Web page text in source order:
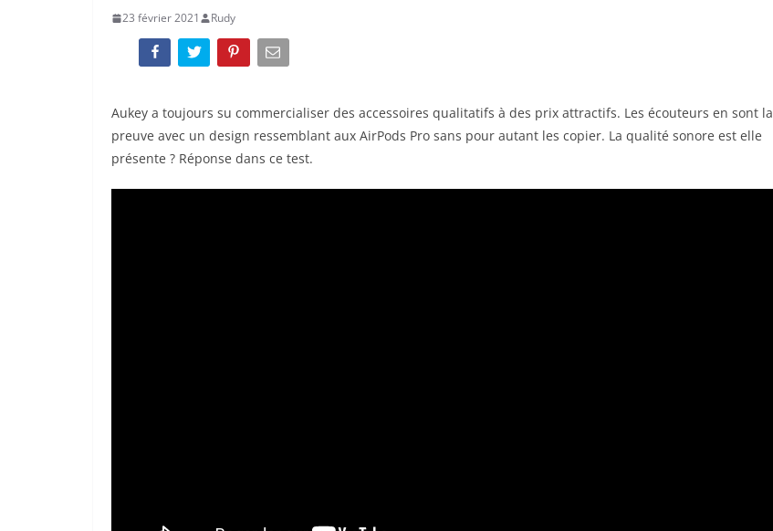
23 février 2021 Rudy
Aukey a toujours su commercialiser des accessoires qualitatifs à des prix attractifs. Les écouteurs en sont la
preuve avec un design ressemblant aux AirPods Pro sans pour autant les copier. La qualité sonore est elle
présente ? Réponse dans ce test.